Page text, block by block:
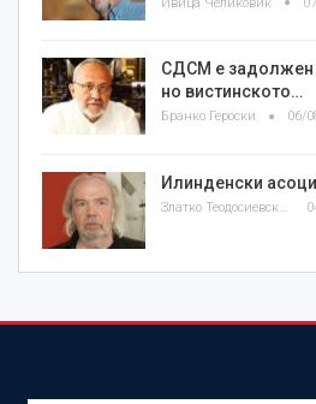
СДСМ е задолжен
но вистинското…
Бранко Героски 06/
Илинденски
Златко Теодосиевски